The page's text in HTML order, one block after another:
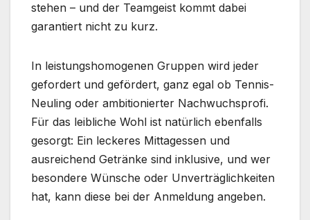
stehen – und der Teamgeist kommt dabei
garantiert nicht zu kurz.
In leistungshomogenen Gruppen wird jeder
gefordert und gefördert, ganz egal ob Tennis-
Neuling oder ambitionierter Nachwuchsprofi.
Für das leibliche Wohl ist natürlich ebenfalls
gesorgt: Ein leckeres Mittagessen und
ausreichend Getränke sind inklusive, und wer
besondere Wünsche oder Unverträglichkeiten
hat, kann diese bei der Anmeldung angeben.